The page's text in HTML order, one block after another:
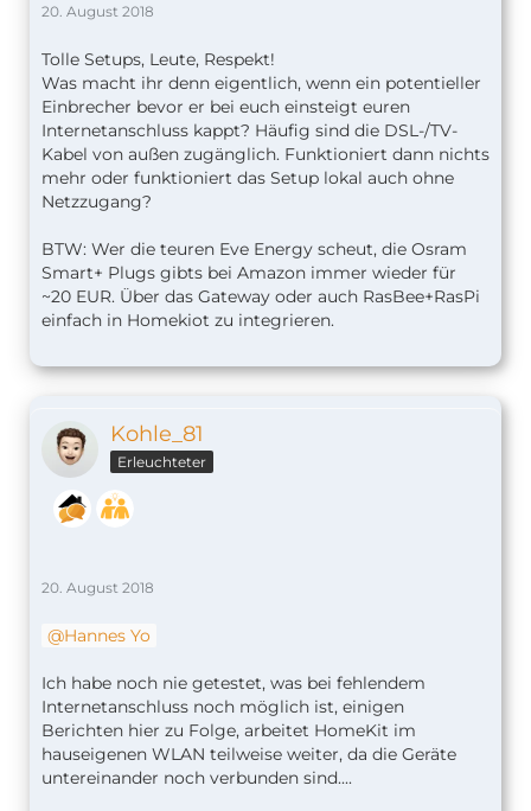
20. August 2018
Tolle Setups, Leute, Respekt!
Was macht ihr denn eigentlich, wenn ein potentieller
Einbrecher bevor er bei euch einsteigt euren
Internetanschluss kappt? Häufig sind die DSL-/TV-
Kabel von außen zugänglich. Funktioniert dann nichts
mehr oder funktioniert das Setup lokal auch ohne
Netzzugang?
BTW: Wer die teuren Eve Energy scheut, die Osram
Smart+ Plugs gibts bei Amazon immer wieder für
~20 EUR. Über das Gateway oder auch RasBee+RasPi
einfach in Homekiot zu integrieren.
Kohle_81
Erleuchteter
20. August 2018
Hannes Yo
Ich habe noch nie getestet, was bei fehlendem
Internetanschluss noch möglich ist, einigen
Berichten hier zu Folge, arbeitet HomeKit im
hauseigenen WLAN teilweise weiter, da die Geräte
untereinander noch verbunden sind....